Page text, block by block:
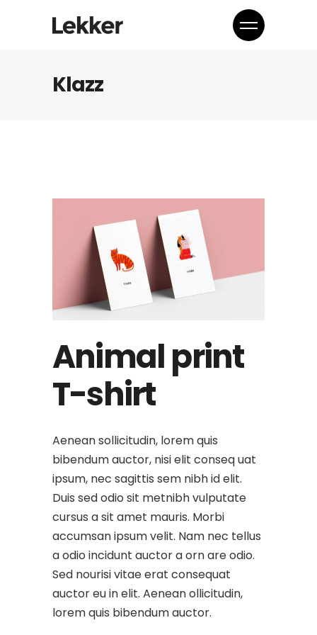
Klazz
Animal print
T-shirt
Aenean sollicitudin, lorem quis
bibendum auctor, nisi elit conseq uat
ipsum, nec sagittis sem nibh id elit.
Duis sed odio sit metnibh vulputate
cursus a sit amet mauris. Morbi
accumsan ipsum velit. Nam nec tellus
a odio incidunt auctor a orn are odio.
Sed nourisi vitae erat consequat
auctor eu in elit. Aenean ollicitudin,
lorem quis bibendum auctor.